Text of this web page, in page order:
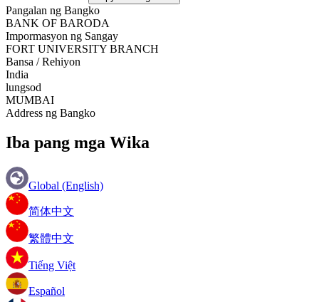
Pangalan ng Bangko
BANK OF BARODA
Impormasyon ng Sangay
FORT UNIVERSITY BRANCH
Bansa / Rehiyon
India
lungsod
MUMBAI
Address ng Bangko
Iba pang mga Wika
Global (English)
简体中文
繁體中文
Tiếng Việt
Español